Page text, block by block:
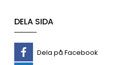
DELA SIDA
Dela på Facebook